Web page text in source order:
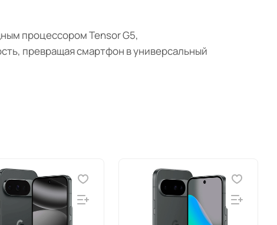
процессором Tensor G5,
превращая смартфон в универсальный